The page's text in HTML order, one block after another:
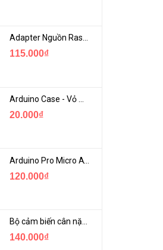
Adapter Nguồn Raspberry 5V 2.5A - USB Micro Có Công Tắc
115.000₫
20.000₫
Arduino Pro Micro ATmega32U4 USB Mini
120.000₫
Bộ cảm biến cân nặng loadcell 1KG khung mica
140.000₫